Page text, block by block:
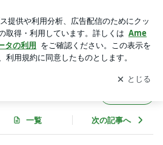
フ（術後半年） | 医療用ウィッグ
テップ
ブログの更新通知
を受け取りまし
開く
一覧 次の記事へ